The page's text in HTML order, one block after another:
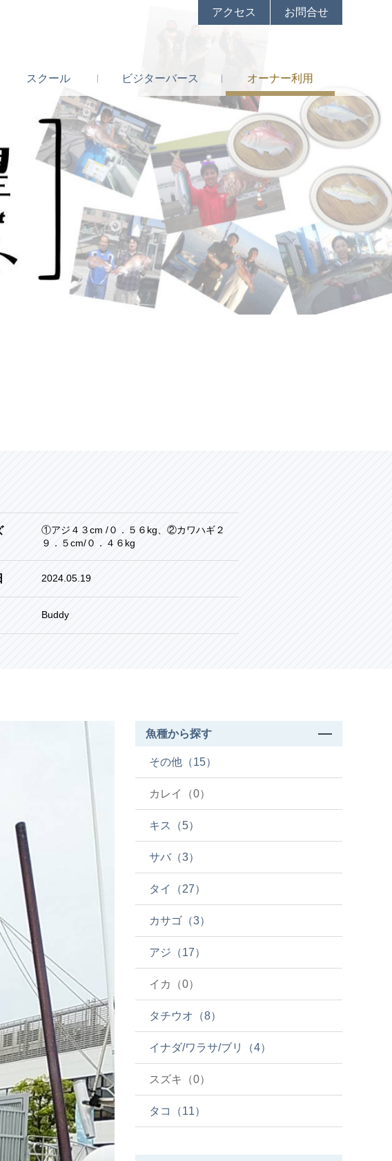
スクール ビジターバース オーナー利用
アクセス お問合せ
①アジ４３cm /０．５６kg、②カワハギ２
９．５cm/０．４６kg
2024.05.19
Buddy
魚種から探す
その他（15）
カレイ（0）
キス（5）
サバ（3）
タイ（27）
カサゴ（3）
アジ（17）
イカ（0）
タチウオ（8）
イナダ/ワラサ/ブリ（4）
スズキ（0）
タコ（11）